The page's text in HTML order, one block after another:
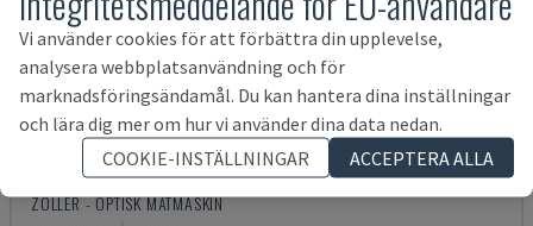
VENTURION 600/8
ZOLLER - OPTISK MÄTMASKIN
Vi använder cookies för att förbättra din upplevelse,
analysera webbplatsanvändning och för
marknadsföringsändamål. Du kan hantera dina inställningar
och lära dig mer om hur vi använder dina data nedan.
COOKIE-INSTÄLLNINGAR
ACCEPTERA ALLA